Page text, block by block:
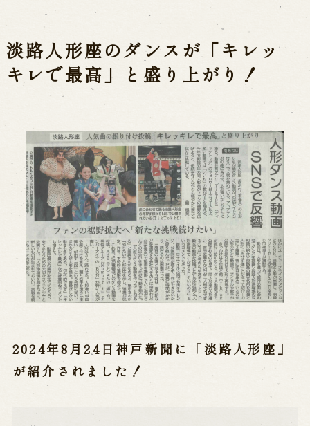
公演カレンダー
開催中の公演
近日開催の公演
出張公演
出張公演
学校公演
海外旅行客向け特別公演「くにうみ」
歴史
淡路島と国生み神話
淡路人形浄瑠璃の歴史
淡路人形独自の演目
淡路人形の広がり
ご利用案内
営業日時・料金
淡路人形座のダンスが「キレッ
キレで最高」と盛り上がり！
2024年8月24日神戸新聞に「淡路人形座」
が紹介されました！